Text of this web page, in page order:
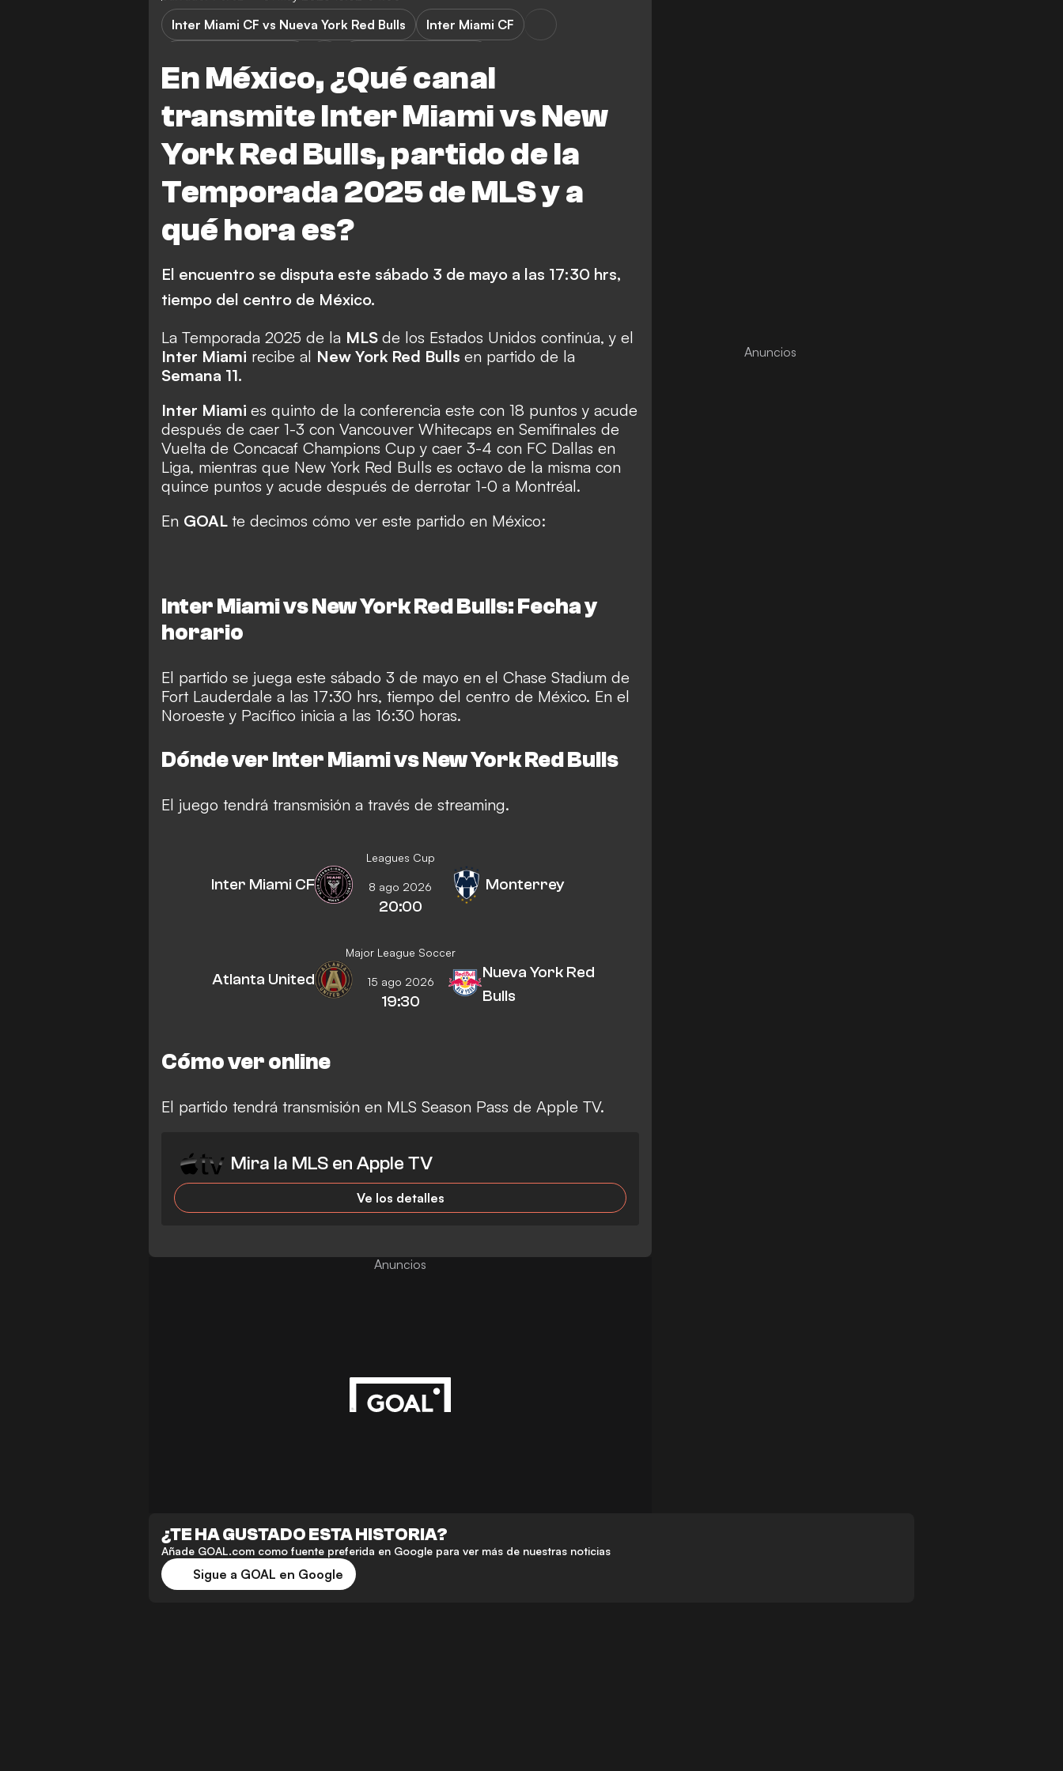
En México, ¿Qué canal
transmite Inter Miami vs New
York Red Bulls, partido de la
Temporada 2025 de MLS y a
qué hora es?
Inter Miami CF vs Nueva York Red Bulls
Inter Miami CF
El encuentro se disputa este sábado 3 de mayo a las 17:30 hrs,
tiempo del centro de México.
La Temporada 2025 de la MLS de los Estados Unidos continúa, y el
Inter Miami recibe al New York Red Bulls en partido de la
Semana 11.
Inter Miami es quinto de la conferencia este con 18 puntos y acude
después de caer 1-3 con Vancouver Whitecaps en Semifinales de
Vuelta de Concacaf Champions Cup y caer 3-4 con FC Dallas en
Liga, mientras que New York Red Bulls es octavo de la misma con
quince puntos y acude después de derrotar 1-0 a Montréal.
En GOAL te decimos cómo ver este partido en México:
Inter Miami vs New York Red Bulls: Fecha y
horario
El partido se juega este sábado 3 de mayo en el Chase Stadium de
Fort Lauderdale a las 17:30 hrs, tiempo del centro de México. En el
Noroeste y Pacífico inicia a las 16:30 horas.
Dónde ver Inter Miami vs New York Red Bulls
El juego tendrá transmisión a través de streaming.
Leagues Cup
Inter Miami CF 8 ago 2026
20:00
Monterrey
Major League Soccer
Atlanta United 15 ago 2026
19:30
Nueva York Red
Bulls
Cómo ver online
El partido tendrá transmisión en MLS Season Pass de Apple TV.
Mira la MLS en Apple TV
Ve los detalles
Anuncios
¿TE HA GUSTADO ESTA HISTORIA?
Añade GOAL.com como fuente preferida en Google para ver más de nuestras noticias
Sigue a GOAL en Google